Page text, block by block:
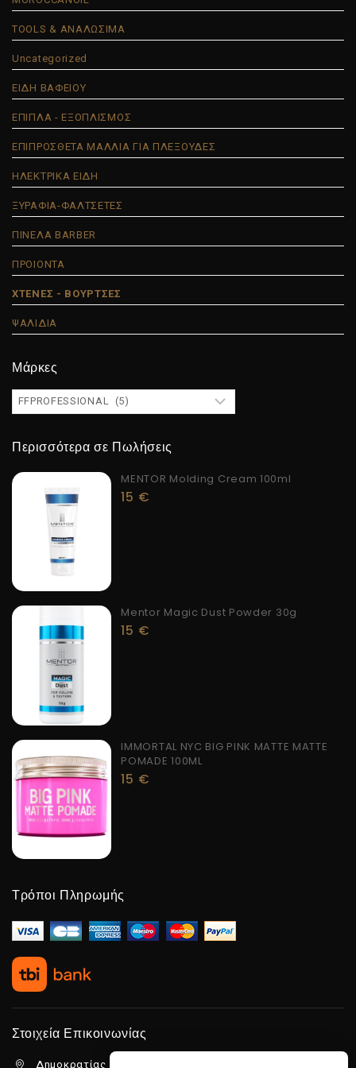
TOOLS & ΑΝΑΛΩΣΙΜΑ
Uncategorized
ΕΙΔΗ ΒΑΦΕΙΟΥ
ΕΠΙΠΛΑ - ΕΞΟΠΛΙΣΜΟΣ
ΕΠΙΠΡΟΣΘΕΤΑ ΜΑΛΛΙΑ ΓΙΑ ΠΛΕΞΟΥΔΕΣ
ΗΛΕΚΤΡΙΚΑ ΕΙΔΗ
ΞΥΡΑΦΙΑ-ΦΑΛΤΣΕΤΕΣ
ΠΙΝΕΛΑ BARBER
ΠΡΟΙΟΝΤΑ
ΧΤΕΝΕΣ - ΒΟΥΡΤΣΕΣ
ΨΑΛΙΔΙΑ
Μάρκες
Περισσότερα σε Πωλήσεις
MENTOR Molding Cream 100ml
15 €
Mentor Magic Dust Powder 30g
15 €
IMMORTAL NYC BIG PINK MATTE MATTE
POMADE 100ML
15 €
Τρόποι Πληρωμής
Στοιχεία Επικοινωνίας
Δημοκρατίας 5β Λιμένας Χερσονήσου, 70014